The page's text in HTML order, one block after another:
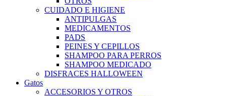
CUIDADO E HIGIENE
ANTIPULGAS
MEDICAMENTOS
PADS
PEINES Y CEPILLOS
SHAMPOO PARA PERROS
SHAMPOO MEDICADO
DISFRACES HALLOWEEN
Gatos
ACCESORIOS Y OTROS